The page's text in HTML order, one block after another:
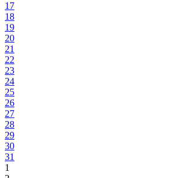
17
18
19
20
21
22
23
24
25
26
27
28
29
30
31
1